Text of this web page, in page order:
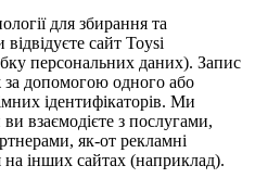
для збирання та
відвідуєте сайт Toysi
персональних даних). Запис
за допомогою одного або
ідентифікаторів. Ми
взаємодієте з послугами,
як-от рекламні
інших сайтах (наприклад).